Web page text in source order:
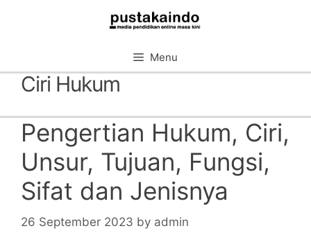
Menu
Ciri Hukum
Pengertian Hukum, Ciri,
Unsur, Tujuan, Fungsi,
Sifat dan Jenisnya
26 September 2023 by admin